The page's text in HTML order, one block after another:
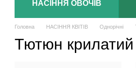
НАСІННЯ ОВОЧІВ
Головна НАСІННЯ КВІТІВ Однорічні
Тютюн крилатий